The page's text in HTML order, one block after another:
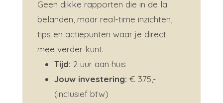
Geen dikke rapporten die in de la
belanden, maar real-time inzichten,
tips en actiepunten waar je direct
mee verder kunt.
Tijd: 2 uur aan huis
Jouw investering: € 375,-
(inclusief btw)